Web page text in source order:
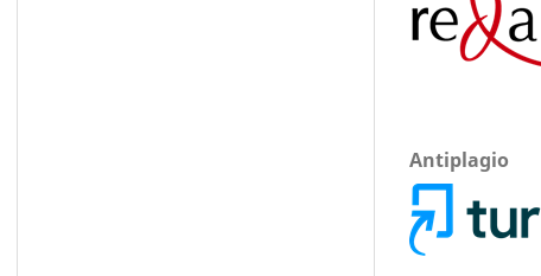
Antiplagio